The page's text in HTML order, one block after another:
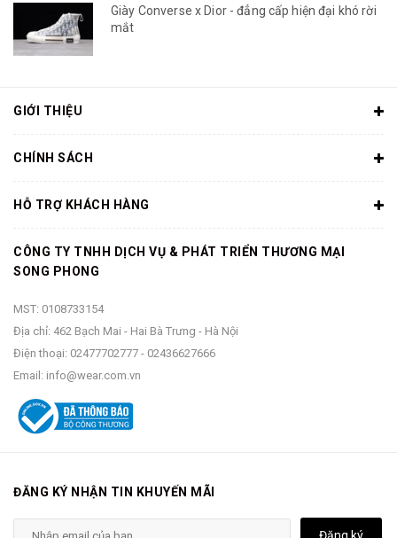
Giày Converse x Dior - đẳng cấp hiện đại khó rời
mắt
GIỚI THIỆU
CHÍNH SÁCH
HỖ TRỢ KHÁCH HÀNG
CÔNG TY TNHH DỊCH VỤ & PHÁT TRIỂN THƯƠNG MẠI
SONG PHONG
MST: 0108733154
Địa chỉ: 462 Bạch Mai - Hai Bà Trưng - Hà Nội
Điện thoại: 02477702777 - 02436627666
Email: info@wear.com.vn
ĐĂNG KÝ NHẬN TIN KHUYẾN MÃI